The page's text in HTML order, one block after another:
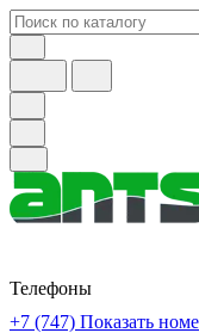
Телефоны
+7 (747) Показать